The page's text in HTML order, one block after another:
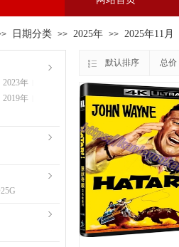
日期分类 >> 2025年 >> 2025年11月
默认排序 总价
2023年
2019年